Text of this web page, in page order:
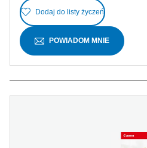
Dodaj do listy życzeń
POWIADOM MNIE